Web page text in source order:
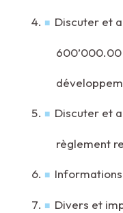
Discuter et
Discuter et
règlement
Divers et